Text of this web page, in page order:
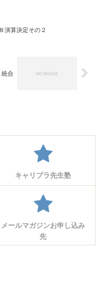
演算決定その２
合
キャリプラ先生塾
メールマガジンお申し込み
先